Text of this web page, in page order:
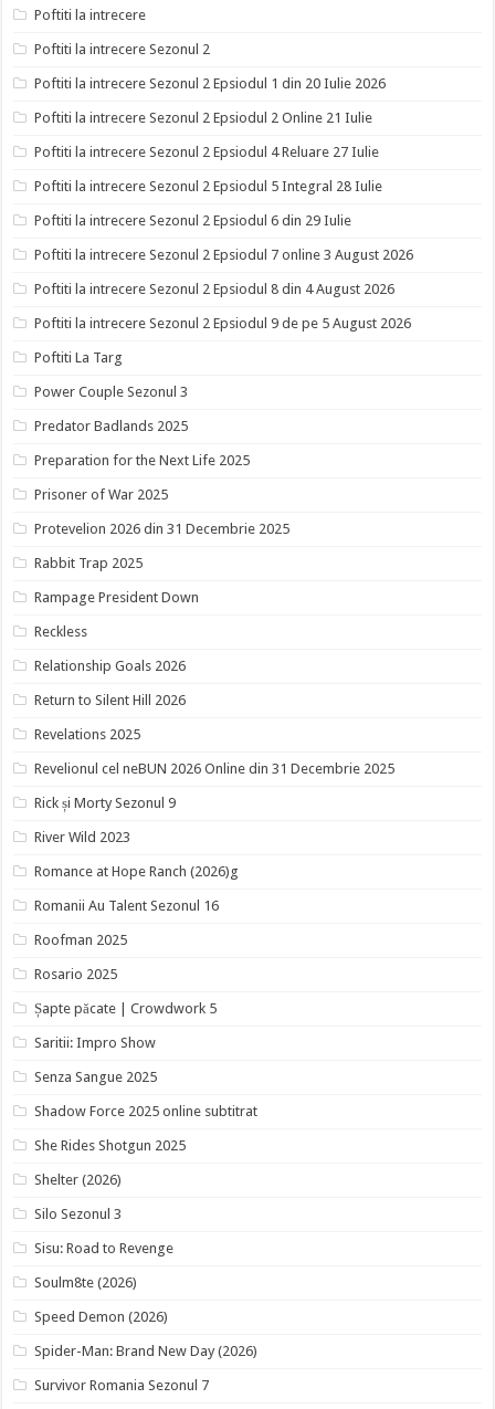
Poftiti la intrecere
Poftiti la intrecere Sezonul 2
Poftiti la intrecere Sezonul 2 Epsiodul 1 din 20 Iulie 2026
Poftiti la intrecere Sezonul 2 Epsiodul 2 Online 21 Iulie
Poftiti la intrecere Sezonul 2 Epsiodul 4 Reluare 27 Iulie
Poftiti la intrecere Sezonul 2 Epsiodul 5 Integral 28 Iulie
Poftiti la intrecere Sezonul 2 Epsiodul 6 din 29 Iulie
Poftiti la intrecere Sezonul 2 Epsiodul 7 online 3 August 2026
Poftiti la intrecere Sezonul 2 Epsiodul 8 din 4 August 2026
Poftiti la intrecere Sezonul 2 Epsiodul 9 de pe 5 August 2026
Poftiti La Targ
Power Couple Sezonul 3
Predator Badlands 2025
Preparation for the Next Life 2025
Prisoner of War 2025
Protevelion 2026 din 31 Decembrie 2025
Rabbit Trap 2025
Rampage President Down
Reckless
Relationship Goals 2026
Return to Silent Hill 2026
Revelations 2025
Revelionul cel neBUN 2026 Online din 31 Decembrie 2025
Rick și Morty Sezonul 9
River Wild 2023
Romance at Hope Ranch (2026)g
Romanii Au Talent Sezonul 16
Roofman 2025
Rosario 2025
Șapte păcate | Crowdwork 5
Saritii: Impro Show
Senza Sangue 2025
Shadow Force 2025 online subtitrat
She Rides Shotgun 2025
Shelter (2026)
Silo Sezonul 3
Sisu: Road to Revenge
Soulm8te (2026)
Speed Demon (2026)
Spider-Man: Brand New Day (2026)
Survivor Romania Sezonul 7